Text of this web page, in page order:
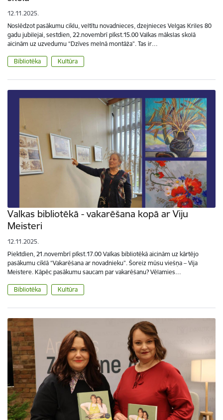
12.11.2025.
Noslēdzot pasākumu ciklu, veltītu novadnieces, dzejnieces Velgas Kriles 80
gadu jubilejai, sestdien, 22.novembrī plkst.15.00 Valkas mākslas skolā
aicinām uz uzvedumu “Dzīves melnā montāža”. Tas ir…
Bibliotēka Kultūra
Valkas bibliotēkā - vakarēšana kopā ar Viju
Meisteri
12.11.2025.
Piektdien, 21.novembrī plkst.17.00 Valkas bibliotēkā aicinām uz kārtējo
pasākumu ciklā “Vakarēšana ar novadnieku”. Šoreiz mūsu viešņa – Vija
Meistere. Kāpēc pasākumu saucam par vakarēšanu? Vēlamies…
Bibliotēka Kultūra